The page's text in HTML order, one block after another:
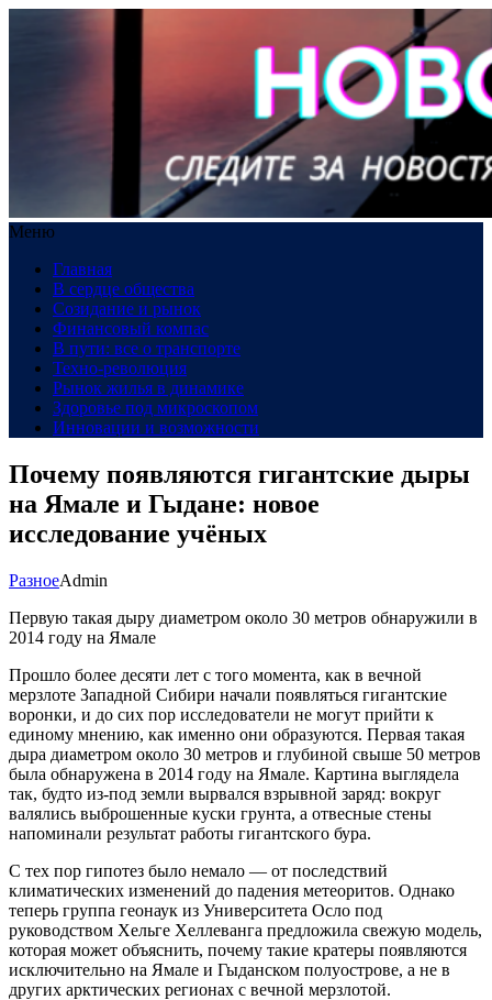
Меню
Главная
В сердце общества
Созидание и рынок
Финансовый компас
В пути: все о транспорте
Техно-революция
Рынок жилья в динамике
Здоровье под микроскопом
Инновации и возможности
Почему появляются гигантские дыры
на Ямале и Гыдане: новое
исследование учёных
РазноеAdmin
Первую такая дыру диаметром около 30 метров обнаружили в
2014 году на Ямале
Прошло более десяти лет с того момента, как в вечной
мерзлоте Западной Сибири начали появляться гигантские
воронки, и до сих пор исследователи не могут прийти к
единому мнению, как именно они образуются. Первая такая
дыра диаметром около 30 метров и глубиной свыше 50 метров
была обнаружена в 2014 году на Ямале. Картина выглядела
так, будто из-под земли вырвался взрывной заряд: вокруг
валялись выброшенные куски грунта, а отвесные стены
напоминали результат работы гигантского бура.
С тех пор гипотез было немало — от последствий
климатических изменений до падения метеоритов. Однако
теперь группа геонаук из Университета Осло под
руководством Хельге Хеллеванга предложила свежую модель,
которая может объяснить, почему такие кратеры появляются
исключительно на Ямале и Гыданском полуострове, а не в
других арктических регионах с вечной мерзлотой.